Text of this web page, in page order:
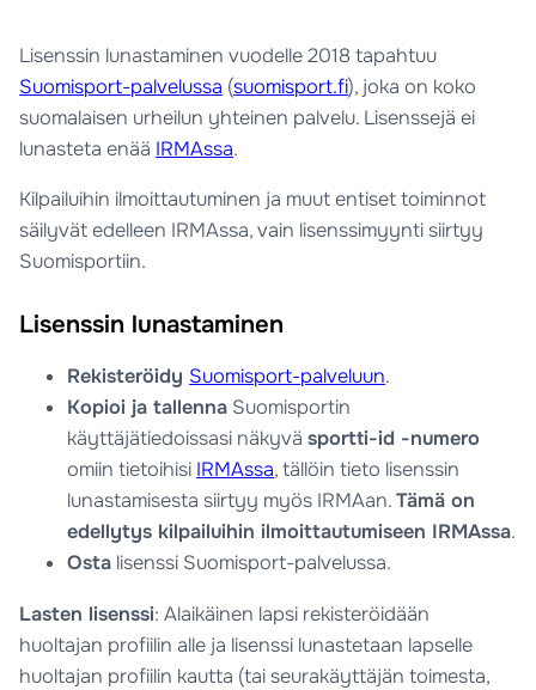
Lisenssin lunastaminen vuodelle 2018 tapahtuu
Suomisport-palvelussa (suomisport.fi), joka on koko
suomalaisen urheilun yhteinen palvelu. Lisenssejä ei
lunasteta enää IRMAssa.
Kilpailuihin ilmoittautuminen ja muut entiset toiminnot
säilyvät edelleen IRMAssa, vain lisenssimyynti siirtyy
Suomisportiin.
Lisenssin lunastaminen
Rekisteröidy Suomisport-palveluun.
Kopioi ja tallenna Suomisportin
käyttäjätiedoissasi näkyväsportti-id -numero
omiin tietoihisi IRMAssa, tällöin tieto lisenssin
lunastamisesta siirtyy myös IRMAan.Tämä on
edellytys kilpailuihin ilmoittautumiseen IRMAssa.
Osta lisenssi Suomisport-palvelussa.
Lasten lisenssi: Alaikäinen lapsi rekisteröidään
huoltajan profiilin alle ja lisenssi lunastetaan lapselle
huoltajan profiilin kautta (tai seurakäyttäjän toimesta,